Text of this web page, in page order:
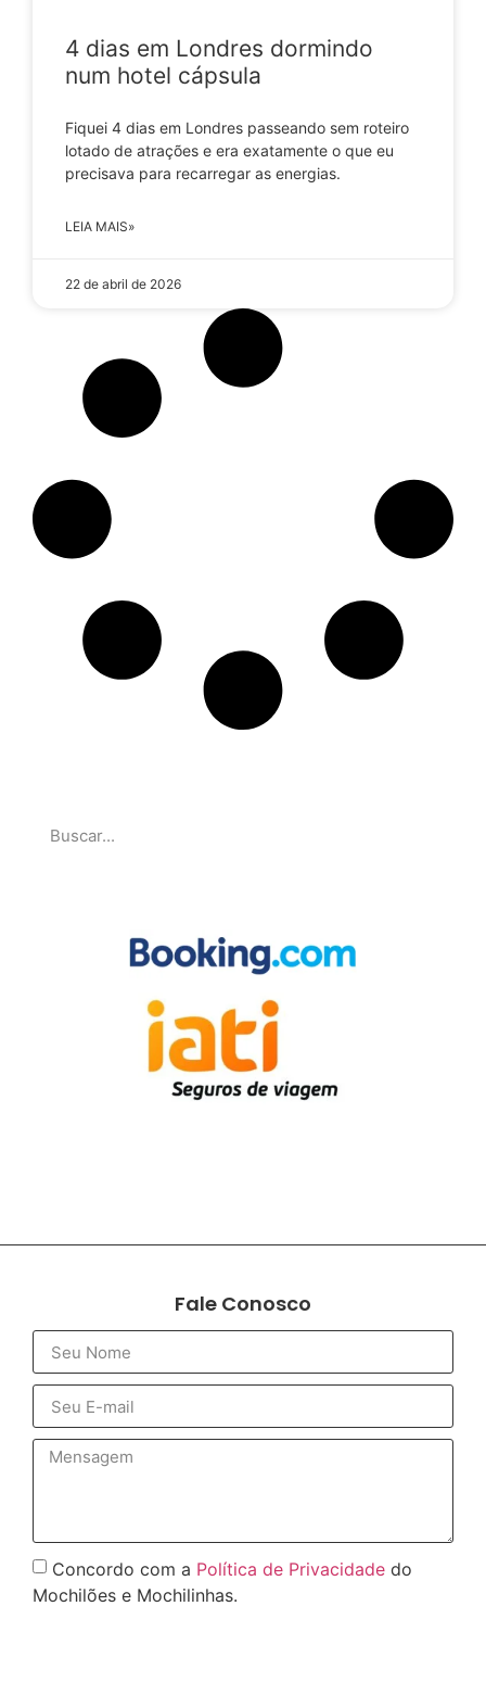
4 dias em Londres dormindo
num hotel cápsula
Fiquei 4 dias em Londres passeando sem roteiro
lotado de atrações e era exatamente o que eu
precisava para recarregar as energias.
LEIA MAIS»
22 de abril de 2026
Fale Conosco
Concordo com a Política de Privacidade do
Mochilões e Mochilinhas.